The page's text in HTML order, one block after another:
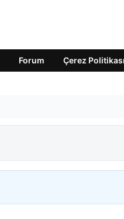
Forum Çerez Politikası